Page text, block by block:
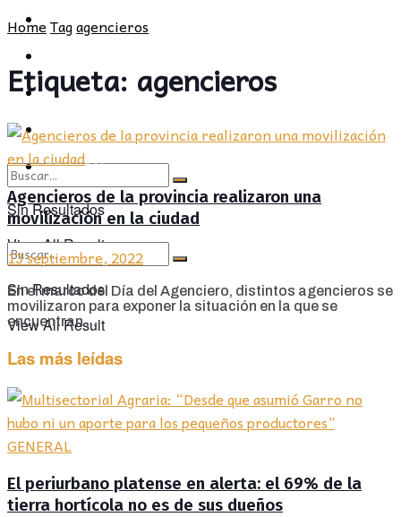
CULTURA
Sin Resultados
View All Result
PROVINCIA
SOCIEDAD
CULTURA
OPINIÓN
Sin Resultados
View All Result
HomeTagagencieros
Etiqueta: agencieros
Agencieros de la provincia realizaron una
movilización en la ciudad
13 septiembre, 2022
En el marco del Día del Agenciero, distintos agencieros se
movilizaron para exponer la situación en la que se
encuentran ...
Las más leídas
GENERAL
El periurbano platense en alerta: el 69% de la
tierra hortícola no es de sus dueños